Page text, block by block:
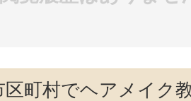
区町村でヘアメイク